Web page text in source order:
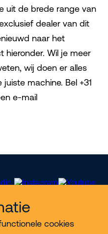
cookies
uit de brede range van
dealer van dit
naar het
hieronder. Wil je meer
wij doen er alles
machine. Bel +31
e-mail